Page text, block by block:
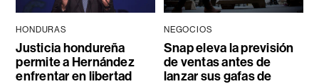
HONDURAS
Justicia hondureña
permite a Hernández
enfrentar en libertad
NEGOCIOS
Snap eleva la previsión
de ventas antes de
lanzar sus gafas de